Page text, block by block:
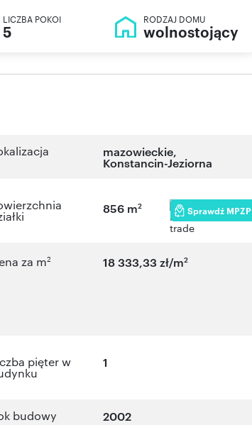
LICZBA POKOI
5
RODZAJ DOMU
wolnostojący
mazowieckie,
Konstancin-Jeziorna
856 m2 Sprawdź MPZP
za m2 18 333,33 zł/m2
pięter w 1
budowy 2002